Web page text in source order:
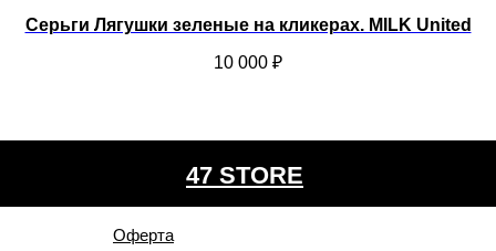
Серьги Лягушки зеленые на кликерах. MILK United
10 000 ₽
Оферта
47 STORE